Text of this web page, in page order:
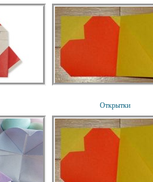
Открытки